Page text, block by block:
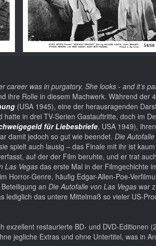
career was in purgatory. She looks - and it’s
ihre Rolle in diesem Machwerk. Während
(USA 1945), eine der herausragenden
hatte in drei TV-Serien Gastauftritte, doch im
für Liebesbriefe, USA 1949),
damit jedoch so gut wie beendet. Die
spielt auch lausig – das Finale mit ihr ist
auf der der Film beruhte, und er trat
Las Vegas das erste Mal in der Filmgechichte
Horror-Genre, häufig Edgar-Allen-Poe-
an Die Autofalle von Las Vegas war
lediglich das untere Mittelmaß so vieler US-
exzellent restaurierte BD- und DVD-Editionen
jegliche Extras und ohne Untertitel, was in